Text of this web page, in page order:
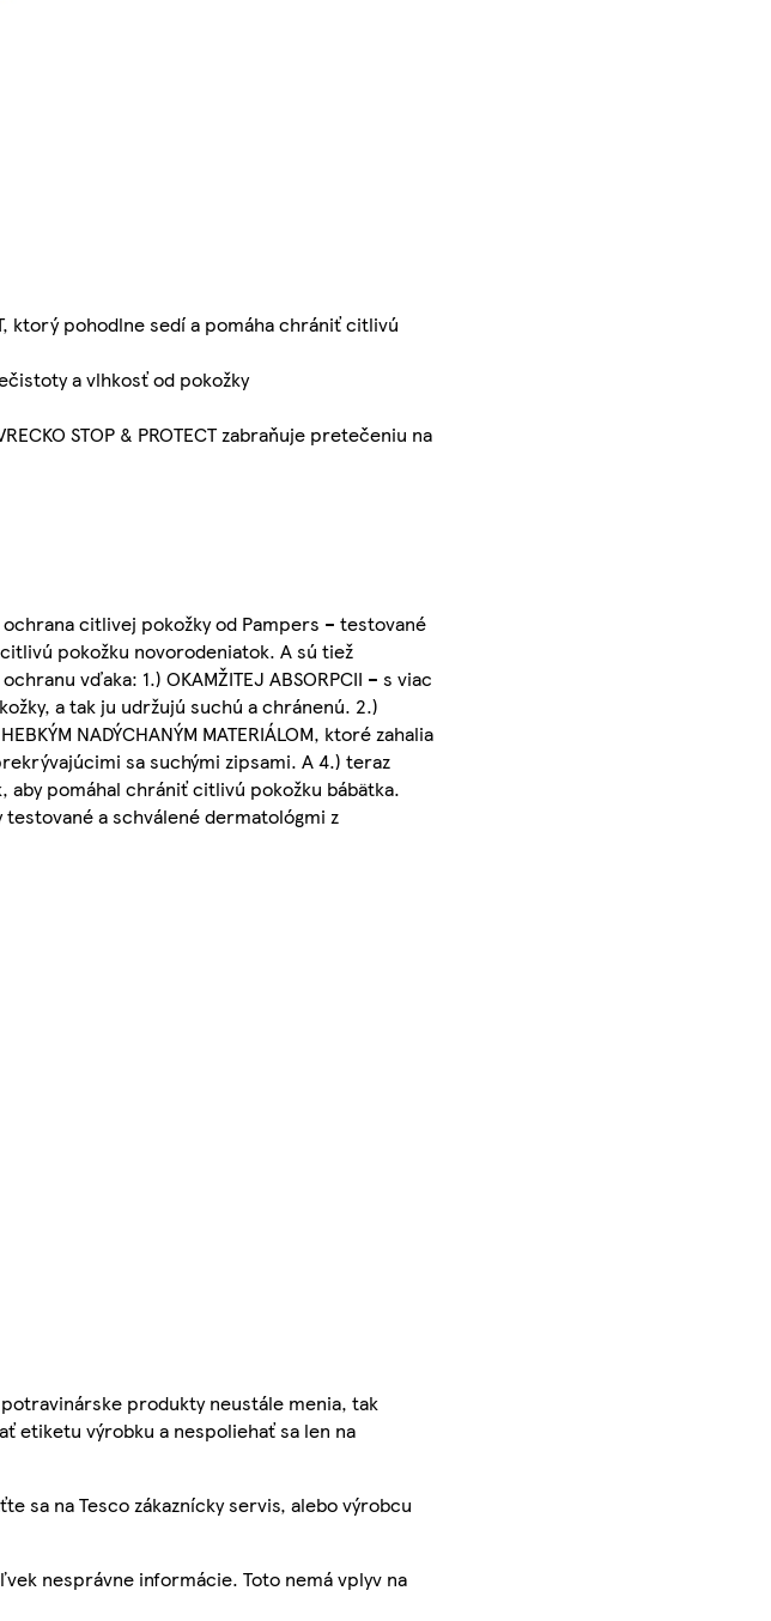
ktorý pohodlne sedí a pomáha chrániť citlivú
a vlhkosť od pokožky
STOP & PROTECT zabraňuje pretečeniu na
a ochrana citlivej pokožky od Pampers – testované
pokožku novorodeniatok. A sú tiež
vďaka: 1.) OKAMŽITEJ ABSORPCII – s viac
a tak ju udržujú suchú a chránenú. 2.)
NADÝCHANÝM MATERIÁLOM, ktoré zahalia
sa suchými zipsami. A 4.) teraz
aby pomáhal chrániť citlivú pokožku bábätka.
a schválené dermatológmi z
produkty neustále menia, tak
etiketu výrobku a nespoliehať sa len na
sa na Tesco zákaznícky servis, alebo výrobcu
nesprávne informácie. Toto nemá vplyv na